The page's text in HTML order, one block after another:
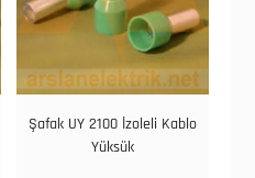
Şafak UY 2100 İzoleli Kablo
Yüksük